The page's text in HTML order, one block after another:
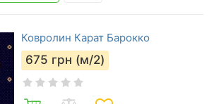
Ковролин Карат Барокко
675 грн (м/2)